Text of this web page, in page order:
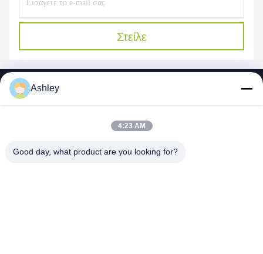
Στείλε
LTD.
Ashley
4:23 AM
Good day, what product are you looking for?